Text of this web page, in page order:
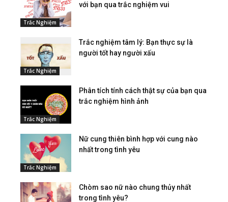
Trắc Nghiệm
với bạn qua trắc nghiệm vui
Trắc Nghiệm
Trắc nghiệm tâm lý: Bạn thực sự là
người tốt hay người xấu
Trắc Nghiệm
Phân tích tính cách thật sự của bạn qua
trắc nghiệm hình ảnh
Trắc Nghiệm
Nữ cung thiên bình hợp với cung nào
nhất trong tình yêu
Chòm sao nữ nào chung thủy nhất
trong tình yêu?